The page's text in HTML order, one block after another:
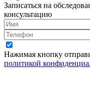
Записаться на
консультацию
Нажимая кнопку
политикой